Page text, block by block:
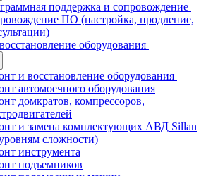
поддержка и сопровождение
ПО (настройка, продление,
оборудования
и восстановление оборудования
автомоечного оборудования
домкратов, компрессоров,
и замена комплектующих АВД Sillan
сложности)
инструмента
подъемников